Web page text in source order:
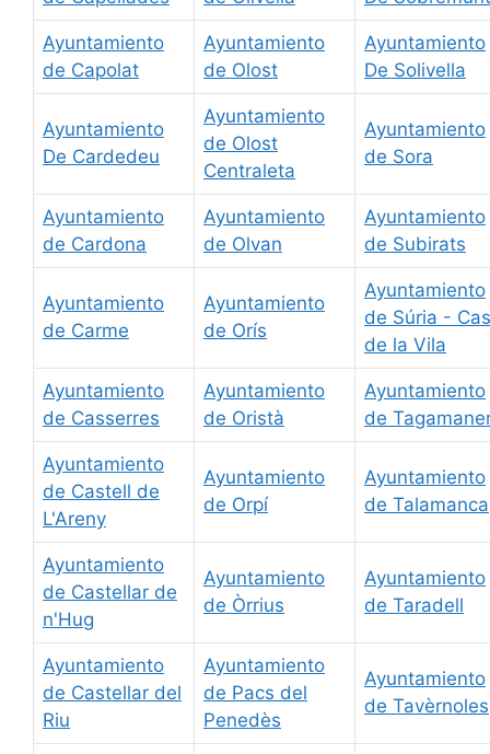
Ayuntamiento
de Capolat
Ayuntamiento
de Olost
Ayuntamiento
De Solivella
Ayuntamiento
De Cardedeu
Ayuntamiento
de Olost
Centraleta
Ayuntamiento
de Sora
Ayuntamiento
de Cardona
Ayuntamiento
de Olvan
Ayuntamiento
de Subirats
Ayuntamiento
de Carme
Ayuntamiento
de Orís
Ayuntamiento
de Súria -
de la Vila
Ayuntamiento
de Casserres
Ayuntamiento
de Oristà
Ayuntamiento
de
Ayuntamiento
de Castell de
L'Areny
Ayuntamiento
de Orpí
Ayuntamiento
de Talamanca
Ayuntamiento
de Castellar de
n'Hug
Ayuntamiento
de Òrrius
Ayuntamiento
de Taradell
Ayuntamiento
de Castellar del
Riu
Ayuntamiento
de Pacs del
Penedès
Ayuntamiento
de Tavèrnoles